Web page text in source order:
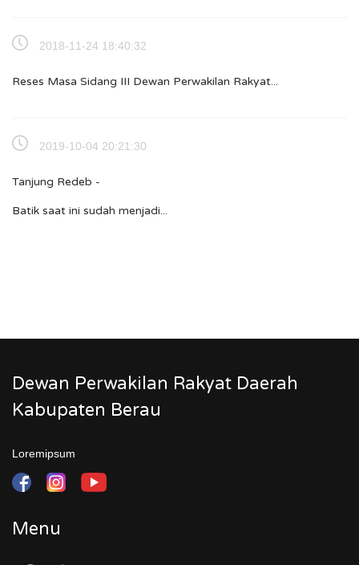
2018-11-24 18:40:32
Reses Masa Sidang III Dewan Perwakilan Rakyat...
2019-10-04 20:21:30
Tanjung Redeb -
Batik saat ini sudah menjadi...
Dewan Perwakilan Rakyat Daerah
Kabupaten Berau
Loremipsum
Menu